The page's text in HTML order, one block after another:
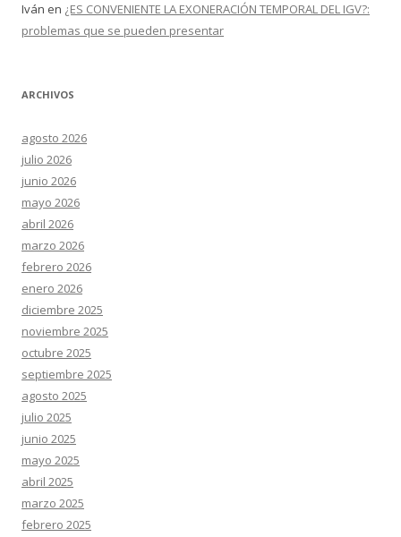
Iván en ¿ES CONVENIENTE LA EXONERACIÓN TEMPORAL DEL IGV?:
problemas que se pueden presentar
ARCHIVOS
agosto 2026
julio 2026
junio 2026
mayo 2026
abril 2026
marzo 2026
febrero 2026
enero 2026
diciembre 2025
noviembre 2025
octubre 2025
septiembre 2025
agosto 2025
julio 2025
junio 2025
mayo 2025
abril 2025
marzo 2025
febrero 2025